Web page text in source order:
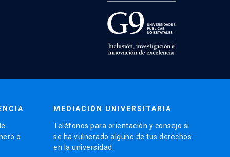
o
MEDIACIÓN UNIVERSITARIA
Teléfonos para orientación y consejo si
se ha vulnerado alguno de tus derechos
en la universidad.